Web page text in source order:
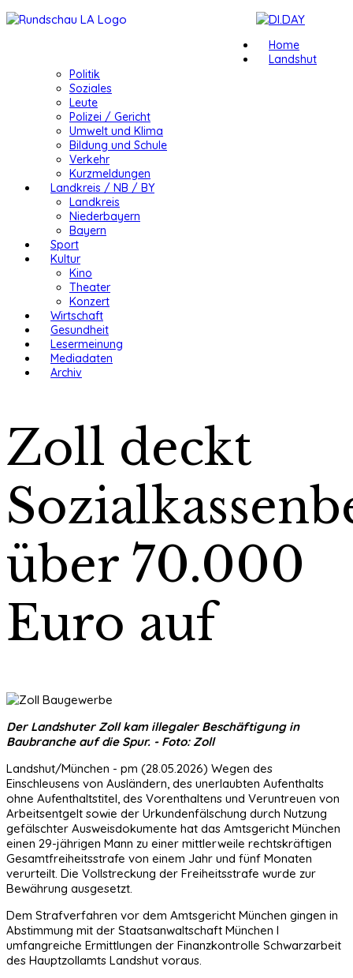
Home
Landshut
Politik
Soziales
Leute
Polizei / Gericht
Umwelt und Klima
Bildung und Schule
Verkehr
Kurzmeldungen
Landkreis / NB / BY
Landkreis
Niederbayern
Bayern
Sport
Kultur
Kino
Theater
Konzert
Wirtschaft
Gesundheit
Lesermeinung
Mediadaten
Archiv
Zoll deckt
über 70.000
Euro auf
Der Landshuter Zoll kam illegaler Beschäftigung in
Baubranche auf die Spur. - Foto: Zoll
Landshut/München - pm (28.05.2026) Wegen des
Einschleusens von Ausländern, des unerlaubten Aufenthalts
ohne Aufenthaltstitel, des Vorenthaltens und Veruntreuen von
Arbeitsentgelt sowie der Urkundenfälschung durch Nutzung
gefälschter Ausweisdokumente hat das Amtsgericht München
einen 29-jährigen Mann zu einer mittlerweile rechtskräftigen
Gesamtfreiheitsstrafe von einem Jahr und fünf Monaten
verurteilt. Die Vollstreckung der Freiheitsstrafe wurde zur
Bewährung ausgesetzt.
Dem Strafverfahren vor dem Amtsgericht München gingen in
Abstimmung mit der Staatsanwaltschaft München I
umfangreiche Ermittlungen der Finanzkontrolle Schwarzarbeit
des Hauptzollamts Landshut voraus.